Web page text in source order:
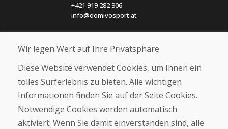
+421 919 282 306
info@domivosport.at
Über uns
Geschäft
Kaufen
Wir legen Wert auf Ihre Privatsphäre
Diese Website verwendet Cookies, um Ihnen ein
tolles Surferlebnis zu bieten. Alle wichtigen
Informationen finden Sie auf der Seite Cookies.
Notwendige Cookies werden automatisch
aktiviert. Wenn Sie damit einverstanden sind, alle